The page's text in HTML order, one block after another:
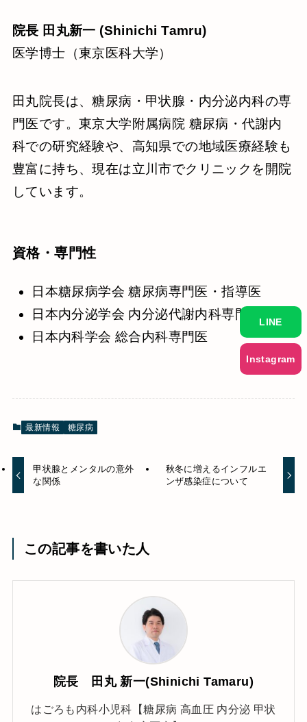
院長 田丸新一 (Shinichi Tamru)
医学博士（東京医科大学）
田丸院長は、糖尿病・甲状腺・内分泌内科の専
門医です。東京大学附属病院 糖尿病・代謝内
科での研究経験や、高知県での地域医療経験も
豊富に持ち、現在は立川市でクリニックを開院
しています。
資格・専門性
日本糖尿病学会 糖尿病専門医・指導医
日本内分泌学会 内分泌代謝内科専門医
日本内科学会 総合内科専門医
最新情報 糖尿病
甲状腺とメンタルの意外
な関係
秋冬に増えるインフルエ
ンザ感染症について
この記事を書いた人
院長 田丸 新一(Shinichi Tamaru)
はごろも内科小児科【糖尿病 高血圧 内分泌 甲状
LINE
Instagram